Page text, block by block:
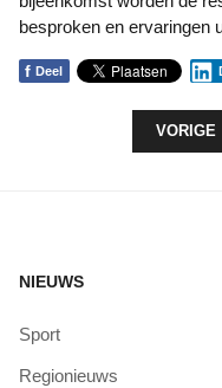
besproken en ervaringen
f Deel
VORIG
VORIGE
NIEUWS
Sport
Regionieuws